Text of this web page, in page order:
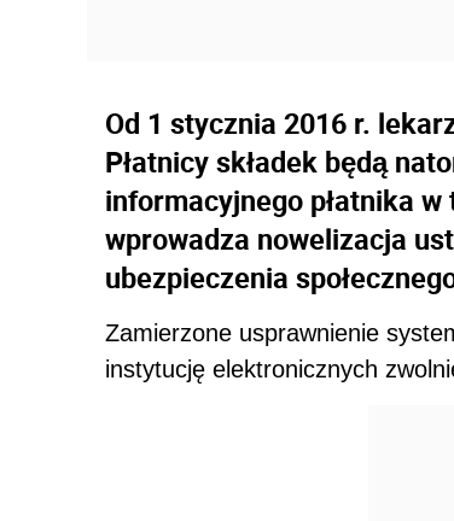
Od 1 stycznia 2016 r.
Płatnicy składek będą
informacyjnego płatnika
wprowadza nowelizacja
ubezpieczenia
Zamierzone usprawnienie
instytucję elektronicznych